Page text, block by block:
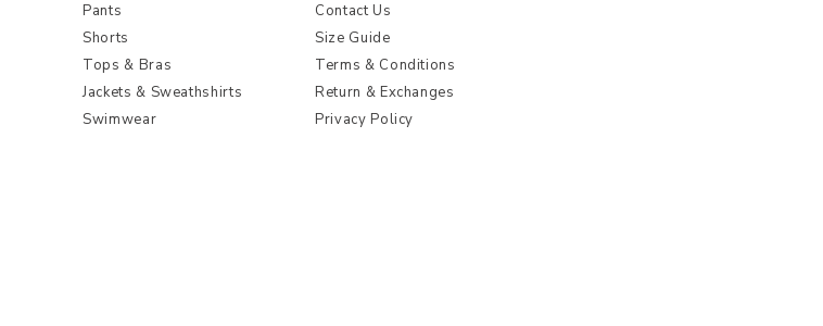
Pants
Shorts
Tops & Bras
Jackets & Sweathshirts
Swimwear
Contact Us
Size Guide
Terms & Conditions
Return & Exchanges
Privacy Policy